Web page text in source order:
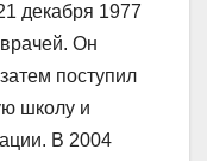
декабря 1977
Он
поступил
школу и
В 2004